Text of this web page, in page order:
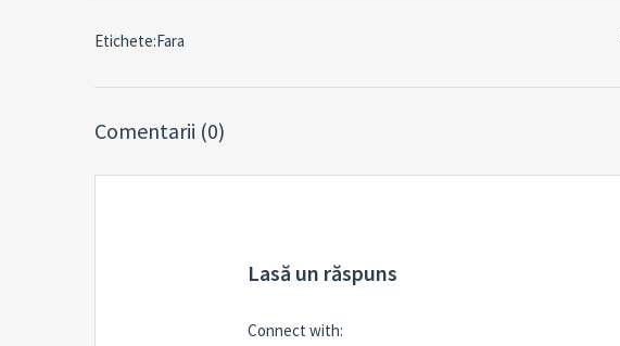
Etichete:Fara
Comentarii (0)
Lasă un răspuns
Connect with: